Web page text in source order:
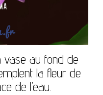
vase au fond de
la fleur de
de l’eau.